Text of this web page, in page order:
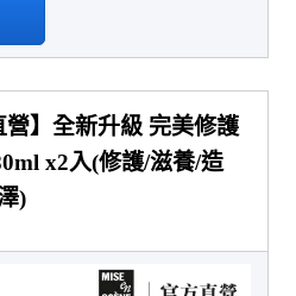
營】全新升級 完美修護
x2入(修護/滋養/造
)